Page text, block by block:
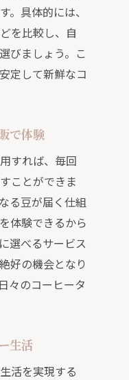
。具体的には、
を比較し、自
びましょう。こ
定して新鮮なコ
で体験
すれば、毎回
ことができま
る豆が届く仕組
体験できるから
選べるサービス
好の機会となり
々のコーヒータ
生活
活を実現する